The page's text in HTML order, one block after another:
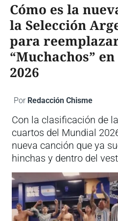
Cómo es la
la Selección
para
“Muchachos”
2026
Por Redacción Chisme
Con la clasificación de
cuartos del Mundial
nueva canción que ya
hinchas y dentro del